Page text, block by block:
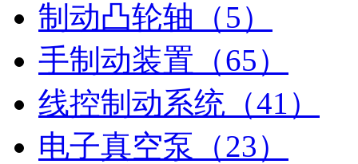
制动凸轮轴（5）
手制动装置（65）
线控制动系统（41）
电子真空泵（23）